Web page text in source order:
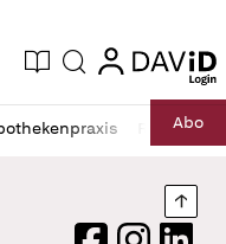
Ausgabe
Suche login
login
RechtAbo
FacebookInstagram